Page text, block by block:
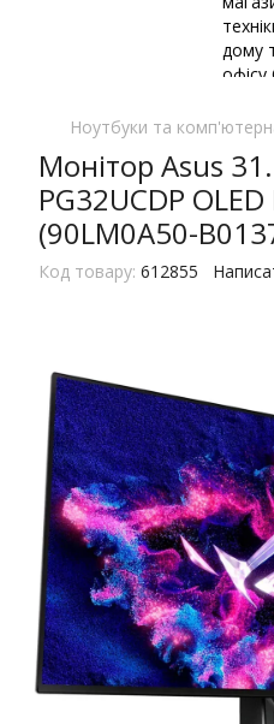
Ноутбуки та
Монітор Asus
PG32UCDP
(90LM0A50-
Код товару: 612855